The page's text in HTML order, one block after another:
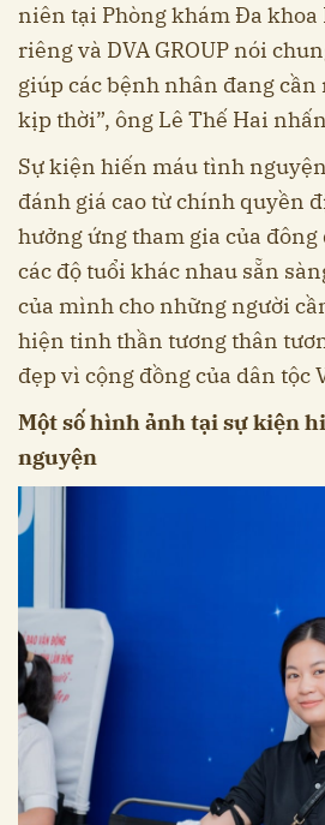
niên tại Phòng khám Đa khoa
riêng và DVA GROUP nói
giúp các bệnh nhân đang cần
kịp thời”, ông Lê Thế Hai
Sự kiện hiến máu tình
đánh giá cao từ chính quyền
hưởng ứng tham gia của
các độ tuổi khác nhau sẵn
của mình cho những người
hiện tinh thần tương thân
đẹp vì cộng đồng của dân tộc
Một số hình ảnh tại sự kiện
nguyện